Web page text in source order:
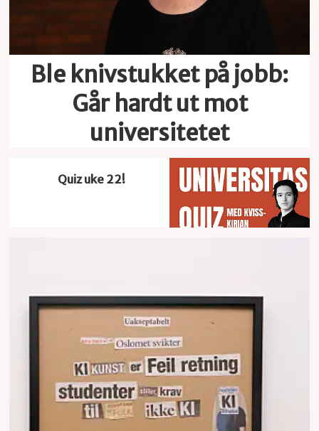
Ble knivstukket på jobb:
Går hardt ut mot
universitetet
Quiz uke 22!